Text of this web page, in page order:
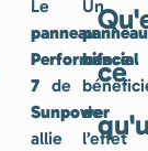
Le
panneau
Performance
7 de
Sunpower
allie
ce
Un
panneau
bifacial
de
l’effet